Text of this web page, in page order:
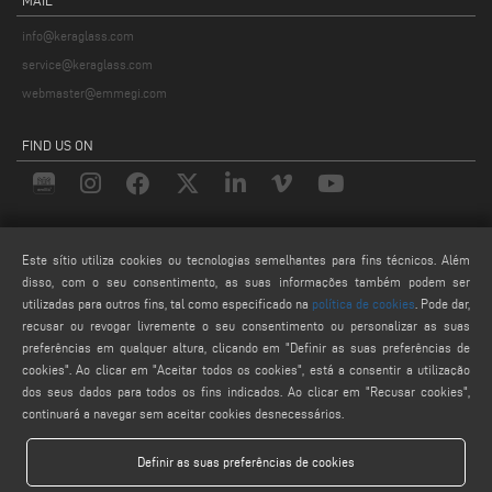
info@keraglass.com
service@keraglass.com
webmaster@emmegi.com
FIND US ON
PRIVACY POLICY
LEGAL NOTES
COOKIE POLICY
Este sítio utiliza cookies ou tecnologias semelhantes para fins técnicos. Além
disso, com o seu consentimento, as suas informações também podem ser
utilizadas para outros fins, tal como especificado na política de cookies . Pode dar,
recusar ou revogar livremente o seu consentimento ou personalizar as suas
preferências em qualquer altura, clicando em "Definir as suas preferências de
cookies". Ao clicar em "Aceitar todos os cookies", está a consentir a utilização
dos seus dados para todos os fins indicados. Ao clicar em "Recusar cookies",
continuará a navegar sem aceitar cookies desnecessários.
Definir as suas preferências de cookies